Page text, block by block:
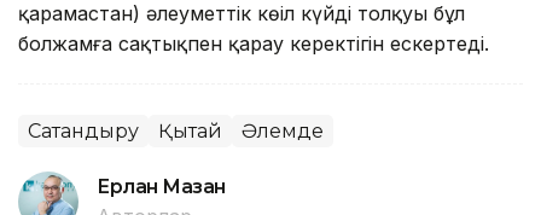
қарамастан) әлеуметтік көңіл күйдің толқуы бұл
болжамға сақтықпен қарау керектігін ескертеді.
Сақтандыру Қытай Әлемде
Ерлан Мазан